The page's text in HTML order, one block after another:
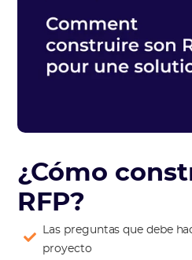
¿Cómo
RFP?
Las preguntas que debe
proyecto